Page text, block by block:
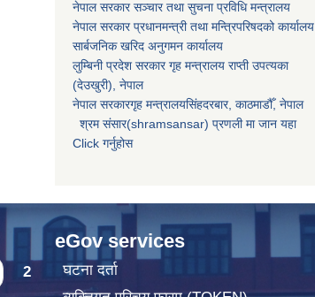
नेपाल सरकारसञ्चार तथा सुचना प्रविधि मन्त्रालय
नेपाल सरकार प्रधानमन्त्री तथा मन्त्रिपरिषदको कार्यालय
सार्बजनिक खरिद अनुगमन कार्यालय
लुम्बिनी प्रदेश सरकार गृह मन्त्रालय राप्ती उपत्यका
(देउखुरी), नेपाल
नेपाल सरकारगृह मन्त्रालयसिंहदरबार, काठमाडौँ, नेपाल
श्रम संसार(shramsansar) प्रणली मा जान यहा
Click गर्नुहोस
2
eGov services
घटना दर्ता